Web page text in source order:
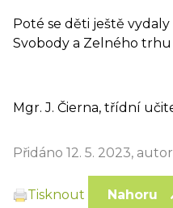
Poté se děti ještě
Svobody a Zelného trhu
Mgr. J. Čierna, třídní
Přidáno 12. 5. 2023,
Tisknout Nahoru